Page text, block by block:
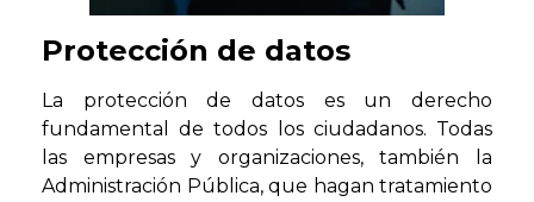
Protección de datos
La protección de datos es un derecho
fundamental de todos los ciudadanos. Todas
las empresas y organizaciones, también la
Administración Pública, que hagan tratamiento